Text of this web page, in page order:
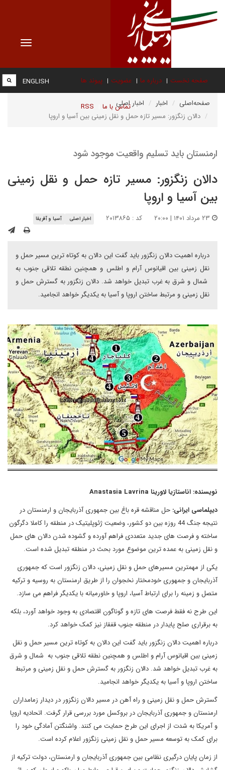
Toggle
صفحه نخست درباره ما عضویت پیوند ها
تماس با ما RSS
ENGLISH
صفحه‌اصلی اخبار
اخبار اصلی
دالان زنگزور: مسیر تازه حمل و نقل زمینی بین آسیا و اروپا
ارمنستان باید تسلیم واقعیت موجود شود
دالان زنگزور: مسیر تازه حمل و نقل زمینی
بین آسیا و اروپا
کد : ۲۰۱۳۸۶۵ اخبار اصلی آسیا و آفریقا
درباره اهمیت دالان زنگزور باید گفت این دالان به کوتاه ترین مسیر حمل و
نقل زمینی بین اقیانوس آرام و اطلس و همچنین نطقه تلاقی جنوب به
شمال و شرق به غرب تبدیل خواهد شد. دالان زنگزور به گسترش حمل و
نقل زمینی و مرتبط ساختن اروپا و آسیا به یکدیگر خواهد انجامید.
نویسنده: اناستازیا لاورینا Anastasia Lavrina
دیپلماسی ایرانی: حل مناقشه قره باغ بین جمهوری آذربایجان و ارمنستان در
نتیجه جنگ 44 روزه بین دو کشور، وضعیت ژئوپلیتیک در منطقه را کاملا دگرگون
ساخته و فرصت های جدید متعددی فراهم آورده و گشوده شدن دالان های حمل
و نقل زمینی به عمده ترین موضوع مورد بحث در منطقه تبدیل شده است.
یکی از مهمترین مسیرهای حمل و نقل زمینی، دالان زنگزور است که جمهوری
آذربایجان و جمهوری خودمختار نخجوان را از طریق ارمنستان به روسیه و ترکیه
متصل و زمینه را برای ارتباط آسیا، اروپا و خاورمیانه با یکدیگر فراهم می سازد.
این طرح نه فقط فرصت های تازه و گوناگون اقتصادی به وجود خواهد آورد، بلکه
به برقراری صلح پایدار در منطقه جنوب قفقاز نیز کمک خواهد کرد.
درباره اهمیت دالان زنگزور باید گفت این دالان به کوتاه ترین مسیر حمل و نقل
زمینی بین اقیانوس آرام و اطلس و همچنین نطقه تلاقی جنوب به شمال و شرق
به غرب تبدیل خواهد شد. دالان زنگزور به گسترش حمل و نقل زمینی و مرتبط
ساختن اروپا و آسیا به یکدیگر خواهد انجامید.
گسترش حمل و نقل زمینی و راه آهن در مسیر دالان زنگزور در دیدار زمامداران
ارمنستان و جمهوری آذربایجان در بروکسل مورد بررسی قرار گرفت. اتحادیه اروپا
و آمریکا به شدت از اجرای این طرح حمایت می کنند. واشنگتن آمادگی خود را
برای کمک به توسعه مسیر حمل و نقل زمینی زنگزور اعلام کرده است.
از زمان پایان درگیری نظامی بین جمهوری آذربایجان و ارمنستان، دولت ترکیه از